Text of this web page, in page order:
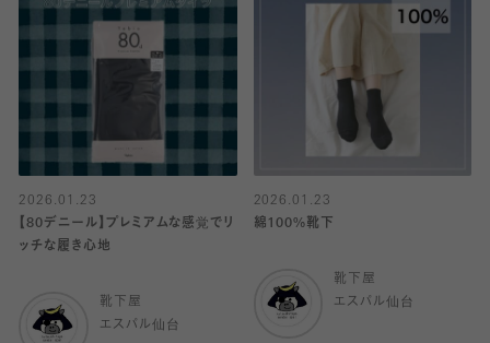
2026.01.23
【80デニール】プレミアムな感覚でリ
ッチな履き心地
靴下屋
エスパル仙台
2026.01.23
綿100%靴下
靴下屋
エスパル仙台